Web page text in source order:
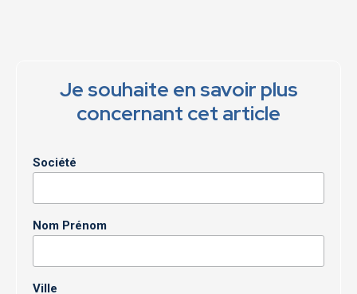
Je souhaite en savoir plus
concernant cet article
Société
Nom Prénom
Ville